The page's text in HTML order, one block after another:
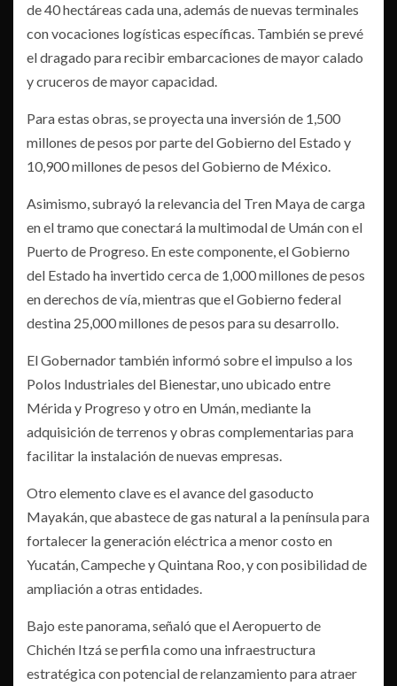
de 40 hectáreas cada una, además de nuevas terminales
con vocaciones logísticas específicas. También se prevé
el dragado para recibir embarcaciones de mayor calado
y cruceros de mayor capacidad.
Para estas obras, se proyecta una inversión de 1,500
millones de pesos por parte del Gobierno del Estado y
10,900 millones de pesos del Gobierno de México.
Asimismo, subrayó la relevancia del Tren Maya de carga
en el tramo que conectará la multimodal de Umán con el
Puerto de Progreso. En este componente, el Gobierno
del Estado ha invertido cerca de 1,000 millones de pesos
en derechos de vía, mientras que el Gobierno federal
destina 25,000 millones de pesos para su desarrollo.
El Gobernador también informó sobre el impulso a los
Polos Industriales del Bienestar, uno ubicado entre
Mérida y Progreso y otro en Umán, mediante la
adquisición de terrenos y obras complementarias para
facilitar la instalación de nuevas empresas.
Otro elemento clave es el avance del gasoducto
Mayakán, que abastece de gas natural a la península para
fortalecer la generación eléctrica a menor costo en
Yucatán, Campeche y Quintana Roo, y con posibilidad de
ampliación a otras entidades.
Bajo este panorama, señaló que el Aeropuerto de
Chichén Itzá se perfila como una infraestructura
estratégica con potencial de relanzamiento para atraer